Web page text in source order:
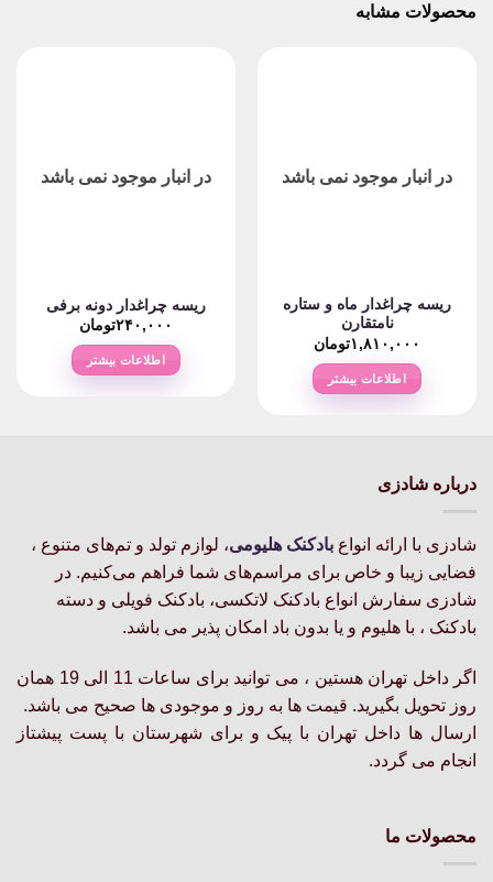
محصولات مشابه
در انبار موجود نمی باشد
ریسه چراغدار ماه و ستاره
نامتقارن
۱,۸۱۰,۰۰۰تومان
اطلاعات بیشتر
در انبار موجود نمی باشد
ریسه چراغدار دونه برفی
۲۴۰,۰۰۰تومان
اطلاعات بیشتر
درباره شادزی
شادزی با ارائه انواع بادکنک‌ هلیومی، لوازم تولد و تم‌های متنوع ،
فضایی زیبا و خاص برای مراسم‌های شما فراهم می‌کنیم. در
شادزی سفارش انواع بادکنک لاتکسی، بادکنک فویلی و دسته
بادکنک ، با هلیوم و یا بدون باد امکان پذیر می باشد.
اگر داخل تهران هستین ، می توانید برای ساعات 11 الی 19 همان
روز تحویل بگیرید. قیمت ها به روز و موجودی ها صحیح می باشد.
ارسال ها داخل تهران با پیک و برای شهرستان با پست پیشتاز
انجام می گردد.
محصولات ما